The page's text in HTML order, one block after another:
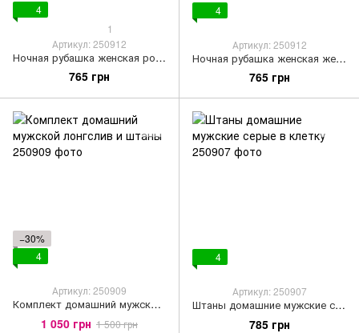
4
1
Артикул: 250912
Ночная рубашка женская розовая в горошек
765 грн
4
Артикул: 250912
Ночная рубашка женская желтая с одуванчиком
765 грн
−30%
4
Артикул: 250909
Комплект домашний мужской лонгслив и штаны
1 050 грн 1 500 грн
4
Артикул: 250907
Штаны домашние мужские серые в клетку
785 грн